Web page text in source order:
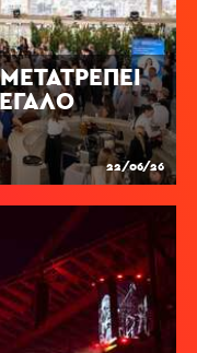
22/06/26